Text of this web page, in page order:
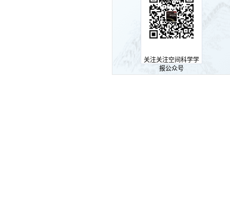
关注关注空间科学学
报公众号